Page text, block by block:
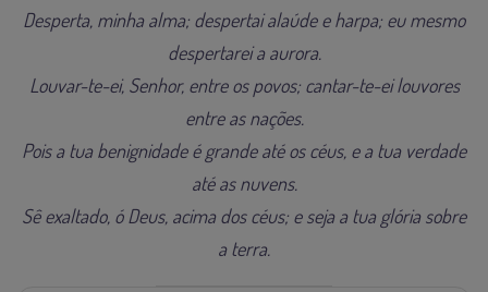
Desperta, minha alma; despertai alaúde e harpa; eu mesmo
despertarei a aurora.
Louvar-te-ei, Senhor, entre os povos; cantar-te-ei louvores
entre as nações.
Pois a tua benignidade é grande até os céus, e a tua verdade
até as nuvens.
Sê exaltado, ó Deus, acima dos céus; e seja a tua glória sobre
a terra.